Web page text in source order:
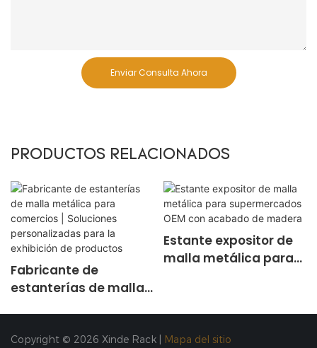
Enviar Consulta Ahora
PRODUCTOS RELACIONADOS
Fabricante de
estanterías de malla
personalizadas para
Estante expositor de
malla metálica para
madera
Copyright © 2026 Xinde Rack | Mapa del sitio